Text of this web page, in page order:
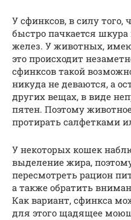
У сфинксов, в силу того,
быстро пачкается
желез. У животных,
это происходит
сфинксов такой
никуда не деваются, а
других вещах, в виде
пятен. Поэтому
протирать салфетками
У некоторых кошек
выделение жира,
пересмотреть рацион
а также обратить
Как вариант, сфинкса
для этого щадящее